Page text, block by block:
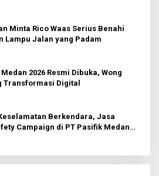
Minta Rico Waas Serius Benahi
Lampu Jalan yang Padam
Medan 2026 Resmi Dibuka, Wong
Transformasi Digital
Berkendara, Jasa
Campaign di PT Pasifik Medan